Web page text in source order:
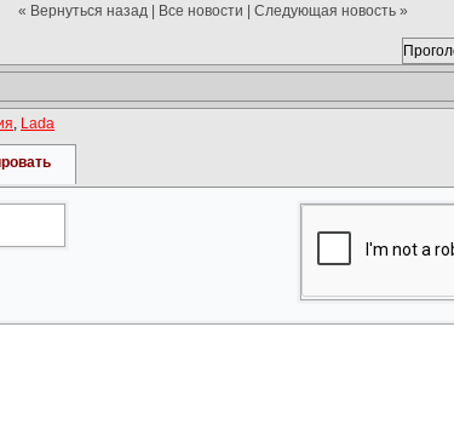
« Вернуться назад| Все новости Следующая новость »
, Lada